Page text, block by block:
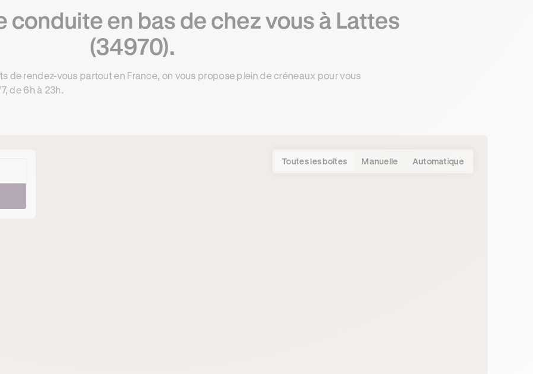
conduite en bas de chez vous à Lattes
(34970).
de rendez-vous partout en France, on vous propose plein de créneaux pour vous
de 6h à 23h.
Toutes les boîtes Manuelle Automatique